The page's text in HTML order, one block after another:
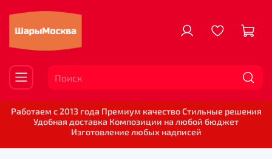
Работаем с 2013 года Премиум качество Стильные решения
Удобная доставка Композиции на любой бюджет
Изготовление любых надписей